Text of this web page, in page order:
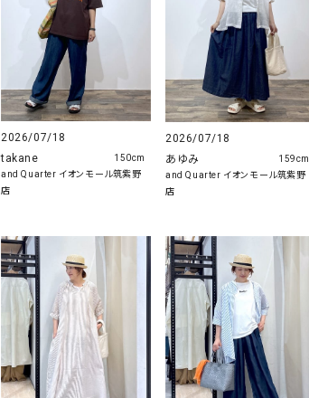
2026/07/18
takane
and Quarter イオンモール筑紫野
店
150cm
2026/07/18
あゆみ
and Quarter イオンモール筑紫野
店
159cm